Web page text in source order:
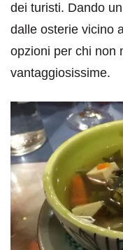
dei turisti. Dando
dalle osterie vicino
opzioni per chi non
vantaggiosissime.